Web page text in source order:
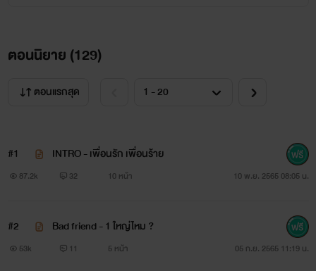
ตอนนิยาย (129)
ตอนแรกสุด
#1 INTRO - เพื่อนรัก เพื่อนร้าย
87.2k 32 10 หน้า 10 พ.ย. 2565 08:05 น.
#2 Bad friend - 1 ใหญ่ไหม ?
53k 11 5 หน้า 05 ก.ย. 2565 11:19 น.